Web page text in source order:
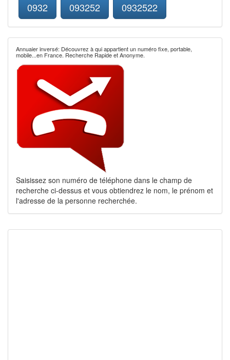
0932 093252 0932522
Annuaier inversé: Découvrez à qui appartient un numéro fixe, portable,
mobile...en France. Recherche Rapide et Anonyme.
Saisissez son numéro de téléphone dans le champ de
recherche ci-dessus et vous obtiendrez le nom, le prénom et
l'adresse de la personne recherchée.